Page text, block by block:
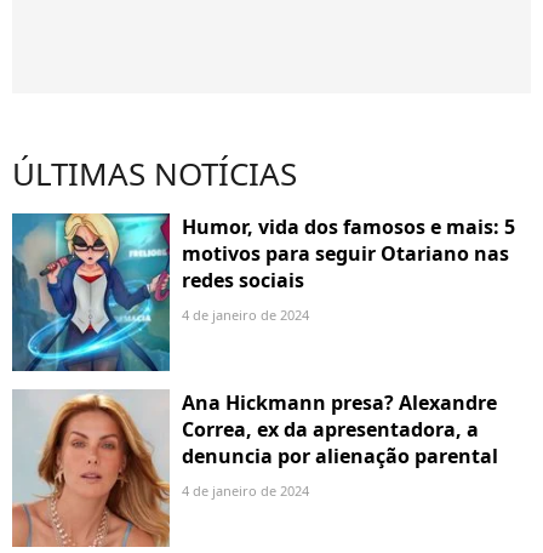
ÚLTIMAS NOTÍCIAS
Humor, vida dos famosos e mais: 5
motivos para seguir Otariano nas
redes sociais
4 de janeiro de 2024
Ana Hickmann presa? Alexandre
Correa, ex da apresentadora, a
denuncia por alienação parental
4 de janeiro de 2024